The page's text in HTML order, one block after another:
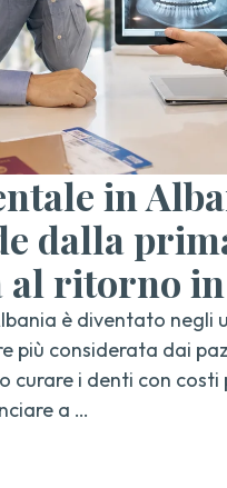
in
dalla
al ritorno
è diventato negli
più considerata dai
curare i denti con costi
a …